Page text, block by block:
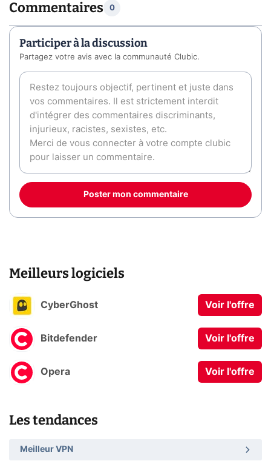
Commentaires 0
Participer à la discussion
Partagez votre avis avec la communauté Clubic.
Poster mon commentaire
Meilleurs logiciels
CyberGhost Voir l'offre
Bitdefender Voir l'offre
Opera Voir l'offre
Les tendances
Meilleur VPN